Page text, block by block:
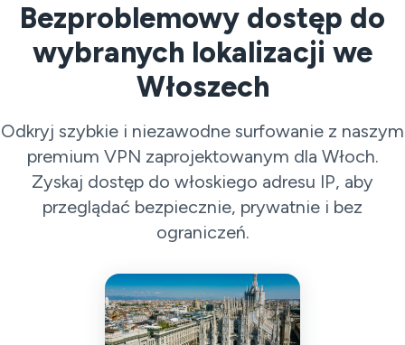
Bezproblemowy dostęp do
wybranych lokalizacji we
Włoszech
Odkryj szybkie i niezawodne surfowanie z naszym
premium VPN zaprojektowanym dla Włoch.
Zyskaj dostęp do włoskiego adresu IP, aby
przeglądać bezpiecznie, prywatnie i bez
ograniczeń.